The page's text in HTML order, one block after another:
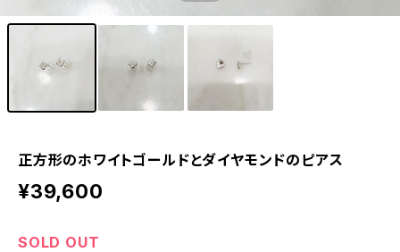
正方形のホワイトゴールドとダイヤモンドのピアス
¥39,600
SOLD OUT